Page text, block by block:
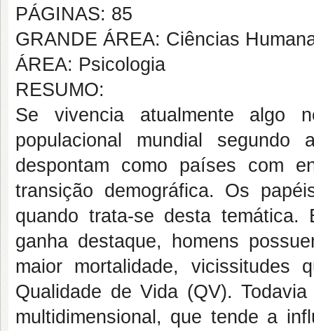
PÁGINAS: 85
GRANDE ÁREA: Ciências
ÁREA: Psicologia
RESUMO:
Se vivencia atualmente algo
populacional mundial
despontam como países com
transição demográfica. Os
quando trata-se desta
ganha destaque, homens
maior mortalidade,
Qualidade de Vida (QV).
multidimensional, que tende a